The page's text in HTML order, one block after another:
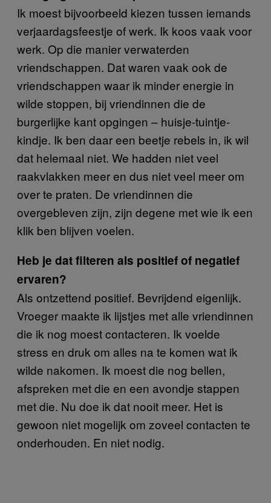
Ik moest bijvoorbeeld kiezen tussen iemands
verjaardagsfeestje of werk. Ik koos vaak voor
werk. Op die manier verwaterden
vriendschappen. Dat waren vaak ook de
vriendschappen waar ik minder energie in
wilde stoppen, bij vriendinnen die de
burgerlijke kant opgingen – huisje-tuintje-
kindje. Ik ben daar een beetje rebels in, ik wil
dat helemaal niet. We hadden niet veel
raakvlakken meer en dus niet veel meer om
over te praten. De vriendinnen die
overgebleven zijn, zijn degene met wie ik een
klik ben blijven voelen.
Heb je dat filteren als positief of negatief
ervaren?
Als ontzettend positief. Bevrijdend eigenlijk.
Vroeger maakte ik lijstjes met alle vriendinnen
die ik nog moest contacteren. Ik voelde
stress en druk om alles na te komen wat ik
wilde nakomen. Ik moest die nog bellen,
afspreken met die en een avondje stappen
met die. Nu doe ik dat nooit meer. Het is
gewoon niet mogelijk om zoveel contacten te
onderhouden. En niet nodig.